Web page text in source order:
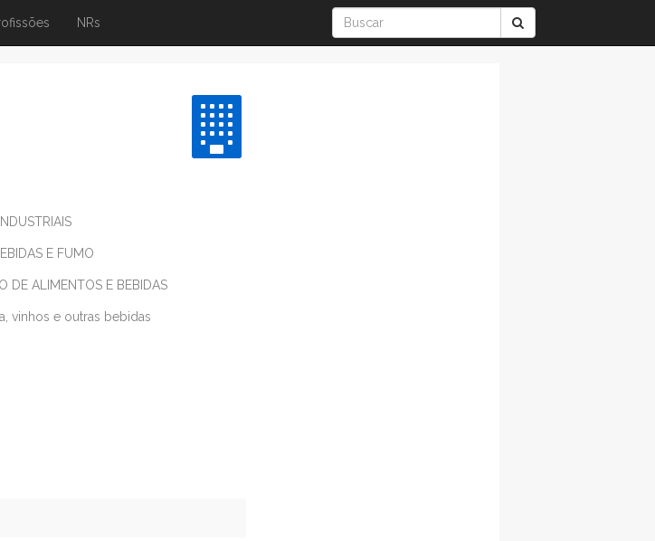
NRs
E FUMO
DE ALIMENTOS E BEBIDAS
vinhos e outras bebidas